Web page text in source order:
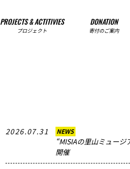
PROJECTS & ACTITIVIES
プロジェクト
DONATION
寄付のご案内
2026.07.31 NEWS
“MISIAの里山ミュー
開催